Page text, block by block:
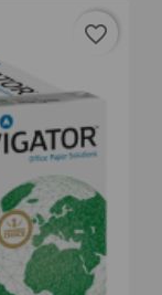
favorite_border